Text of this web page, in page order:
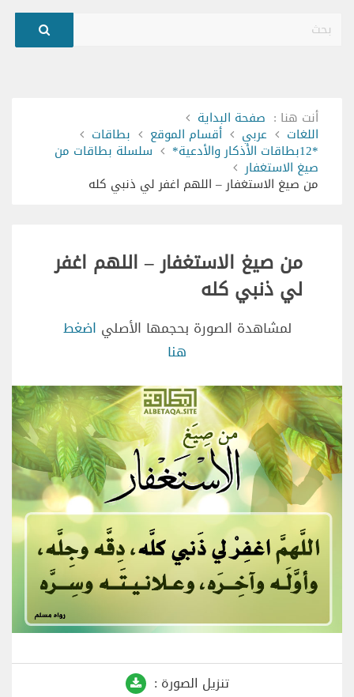
بحث
أنت هنا : صفحة البداية
اللغات عربي أقسام الموقع بطاقات
*12بطاقات الأذكار والأدعية* سلسلة بطاقات من
صيغ الاستغفار
من صيغ الاستغفار – اللهم اغفر لي ذنبي كله
من صيغ الاستغفار – اللهم اغفر
لي ذنبي كله
لمشاهدة الصورة بحجمها الأصلي اضغط
هنا
تنزيل الصورة :